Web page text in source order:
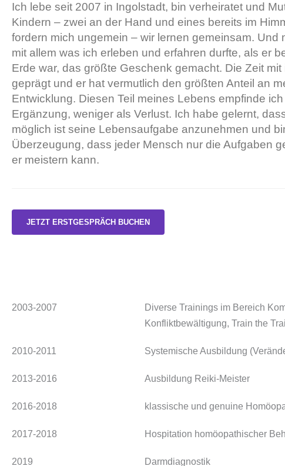
Ich lebe seit 2007 in Ingolstadt, bin verheiratet und
Kindern – zwei an der Hand und eines bereits im
fordern mich ungemein – wir lernen gemeinsam. Und
mit allem was ich erleben und erfahren durfte, als er
Erde war, das größte Geschenk gemacht. Die Zeit
geprägt und er hat vermutlich den größten Anteil an
Entwicklung. Diesen Teil meines Lebens empfinde
Ergänzung, weniger als Verlust. Ich habe gelernt,
möglich ist seine Lebensaufgabe anzunehmen und
Überzeugung, dass jeder Mensch nur die Aufgaben
er meistern kann.
JETZT ERSTGESPRÄCH BUCHEN
2003-2007
2010-2011
2013-2016
2016-2018
2017-2018
2019
Diverse Trainings im Bereich
Konfliktbewältigung, Train the
Systemische Ausbildung
Ausbildung Reiki-Meister
klassische und genuine
Hospitation homöopathischer
Darmdiagnostik